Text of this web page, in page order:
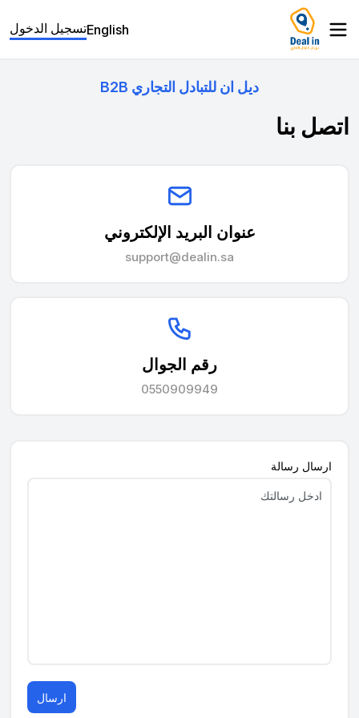
Englishتسجيل الدخول
ديل ان للتبادل التجاري B2B
اتصل بنا
عنوان البريد الإلكتروني
support@dealin.sa
رقم الجوال
0550909949
ارسال رسالة
ارسال